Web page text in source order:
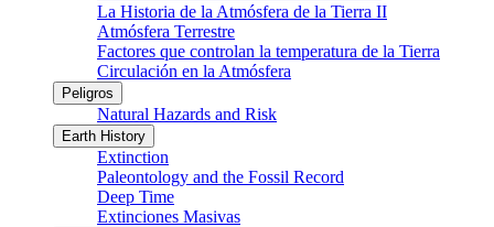
La Historia de la Atmósfera de la Tierra II
Atmósfera Terrestre
Factores que controlan la temperatura de la Tierra
Circulación en la Atmósfera
Peligros
Natural Hazards and Risk
Earth History
Extinction
Paleontology and the Fossil Record
Deep Time
Extinciones Masivas